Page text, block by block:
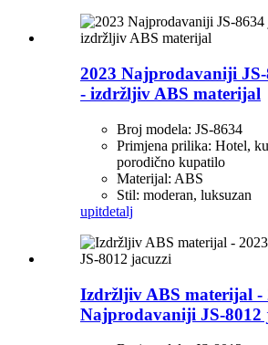
2023 Najprodavaniji JS-
- izdržljiv ABS materijal
Broj modela: JS-8634
Primjena prilika: Hotel,
porodično kupatilo
Materijal: ABS
Stil: moderan, luksuzan
upitdetalj
Izdržljiv ABS materijal -
Najprodavaniji JS-8012